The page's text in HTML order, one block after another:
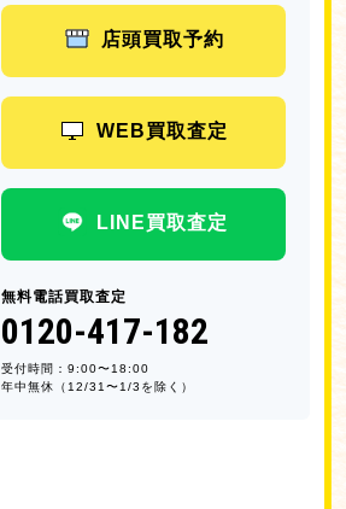
店頭買取予約
WEB買取査定
LINE買取査定
無料電話買取査定
0120-417-182
受付時間：9:00〜18:00
年中無休（12/31〜1/3を除く）